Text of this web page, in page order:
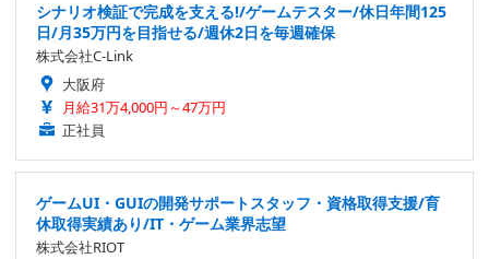
シナリオ検証で完成を支える!/ゲームテスター/休日年間125
日/月35万円を目指せる/週休2日を毎週確保
株式会社C-Link
大阪府
月給31万4,000円～47万円
正社員
ゲームUI・GUIの開発サポートスタッフ・資格取得支援/育
休取得実績あり/IT・ゲーム業界志望
株式会社RIOT